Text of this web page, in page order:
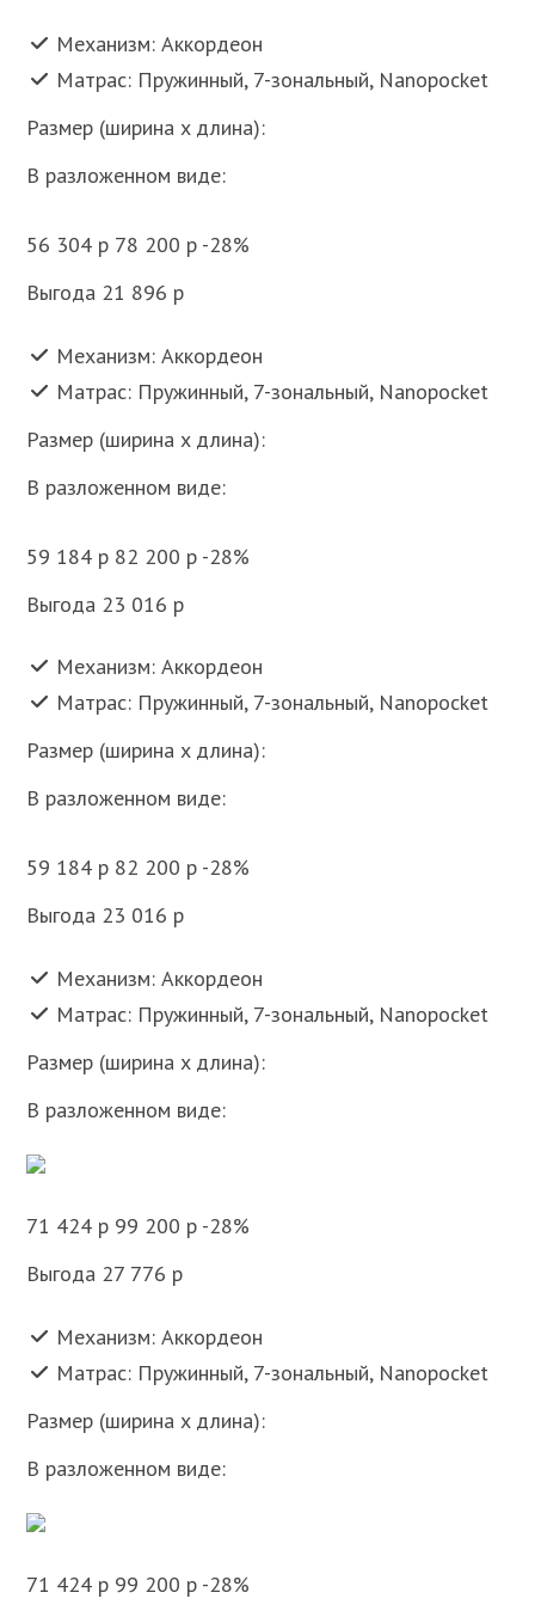
Механизм: Аккордеон
Матрас: Пружинный, 7-зональный, Nanopocket
Размер (ширина x длина):
В разложенном виде:
56 304 p 78 200 p -28%
Выгода 21 896 p
Механизм: Аккордеон
Матрас: Пружинный, 7-зональный, Nanopocket
Размер (ширина x длина):
В разложенном виде:
59 184 p 82 200 p -28%
Выгода 23 016 p
Механизм: Аккордеон
Матрас: Пружинный, 7-зональный, Nanopocket
Размер (ширина x длина):
В разложенном виде:
59 184 p 82 200 p -28%
Выгода 23 016 p
Механизм: Аккордеон
Матрас: Пружинный, 7-зональный, Nanopocket
Размер (ширина x длина):
В разложенном виде:
71 424 p 99 200 p -28%
Выгода 27 776 p
Механизм: Аккордеон
Матрас: Пружинный, 7-зональный, Nanopocket
Размер (ширина x длина):
В разложенном виде:
71 424 p 99 200 p -28%